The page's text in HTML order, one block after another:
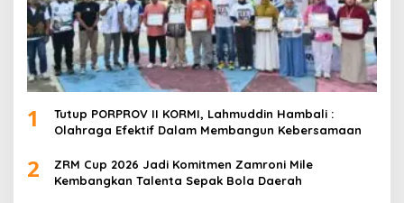
1
Tutup PORPROV II KORMI, Lahmuddin Hambali :
Olahraga Efektif Dalam Membangun Kebersamaan
2
ZRM Cup 2026 Jadi Komitmen Zamroni Mile
Kembangkan Talenta Sepak Bola Daerah